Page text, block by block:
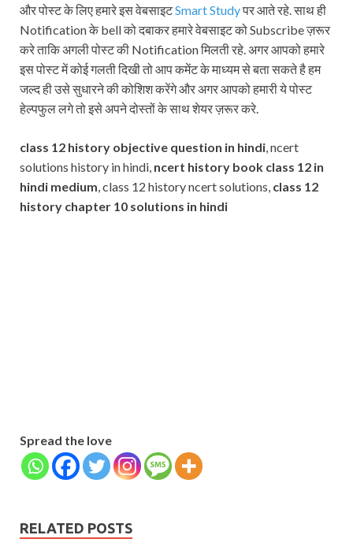
और पोस्ट के लिए हमारे इस वेबसाइटSmart Studyपर आते रहे. साथ ही
Notification के bell को दबाकर हमारे वेबसाइट को Subscribe ज़रूर
करे ताकि अगली पोस्ट की Notification मिलती रहे. अगर आपको हमारे
इस पोस्ट में कोई गलती दिखी तो आप कमेंट के माध्यम से बता सकते है हम
जल्द ही उसे सुधारने की कोशिश करेंगे और अगर आपको हमारी ये पोस्ट
हेल्पफुल लगे तो इसे अपने दोस्तों के साथ शेयर ज़रूर करे.
class 12 history objective question in hindi , ncert
solutions history in hindi, ncert history book class 12 in
hindi medium , class 12 history ncert solutions, class 12
history chapter 10 solutions in hindi
Spread the love
RELATED POSTS